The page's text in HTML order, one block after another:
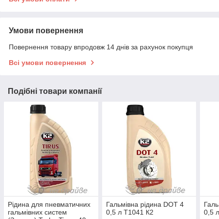
Умови повернення
Повернення товару впродовж 14 днів за рахунок покупця
Всі умови повернення
Подібні товари компанії
Рідина для пневматичних
гальмівних систем
Гальмівна рідина DOT 4
0,5 л T1041 К2
0,5